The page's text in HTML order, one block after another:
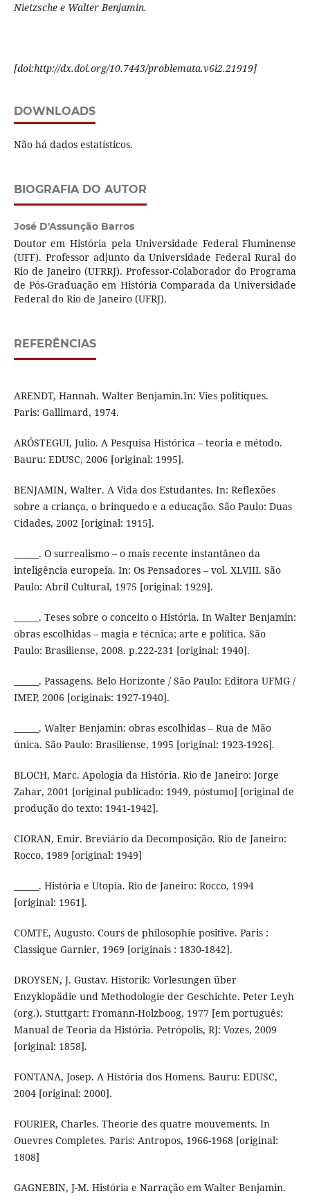
Nietzsche e Walter Benjamin.
[doi:http://dx.doi.org/10.7443/problemata.v6i2.21919]
DOWNLOADS
Não há dados estatísticos.
BIOGRAFIA DO AUTOR
José D'Assunção Barros
Doutor em História pela Universidade Federal Fluminense
(UFF). Professor adjunto da Universidade Federal Rural do
Rio de Janeiro (UFRRJ). Professor-Colaborador do Programa
de Pós-Graduação em História Comparada da Universidade
Federal do Rio de Janeiro (UFRJ).
REFERÊNCIAS
ARENDT, Hannah. Walter Benjamin.In: Vies politiques.
Paris: Gallimard, 1974.
ARÓSTEGUI, Julio. A Pesquisa Histórica – teoria e método.
Bauru: EDUSC, 2006 [original: 1995].
BENJAMIN, Walter. A Vida dos Estudantes. In: Reflexões
sobre a criança, o brinquedo e a educação. São Paulo: Duas
Cidades, 2002 [original: 1915].
______. O surrealismo – o mais recente instantâneo da
inteligência europeia. In: Os Pensadores – vol. XLVIII. São
Paulo: Abril Cultural, 1975 [original: 1929].
______. Teses sobre o conceito o História. In Walter Benjamin:
obras escolhidas – magia e técnica; arte e política. São
Paulo: Brasiliense, 2008. p.222-231 [original: 1940].
______. Passagens. Belo Horizonte / São Paulo: Editora UFMG /
IMEP, 2006 [originais: 1927-1940].
______. Walter Benjamin: obras escolhidas – Rua de Mão
única. São Paulo: Brasiliense, 1995 [original: 1923-1926].
BLOCH, Marc. Apologia da História. Rio de Janeiro: Jorge
Zahar, 2001 [original publicado: 1949, póstumo] [original de
produção do texto: 1941-1942].
CIORAN, Emir. Breviário da Decomposição. Rio de Janeiro:
Rocco, 1989 [original: 1949]
______. História e Utopia. Rio de Janeiro: Rocco, 1994
[original: 1961].
COMTE, Augusto. Cours de philosophie positive. Paris :
Classique Garnier, 1969 [originais : 1830-1842].
DROYSEN, J. Gustav. Historik: Vorlesungen über
Enzyklopädie und Methodologie der Geschichte. Peter Leyh
(org.). Stuttgart: Fromann-Holzboog, 1977 [em português:
Manual de Teoria da História. Petrópolis, RJ: Vozes, 2009
[original: 1858].
FONTANA, Josep. A História dos Homens. Bauru: EDUSC,
2004 [original: 2000].
FOURIER, Charles. Theorie des quatre mouvements. In
Ouevres Completes. Paris: Antropos, 1966-1968 [original:
1808]
GAGNEBIN, J-M. História e Narração em Walter Benjamin.